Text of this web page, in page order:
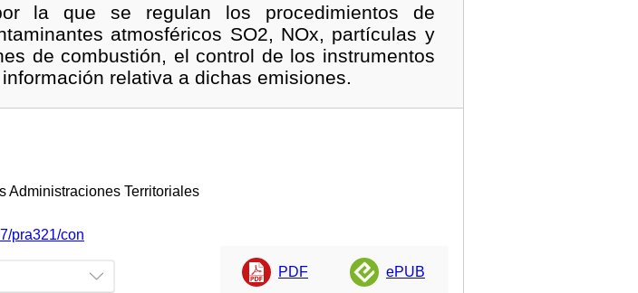
la que se regulan los procedimientos de
atmosféricos SO2, NOx, partículas y
de combustión, el control de los instrumentos
relativa a dichas emisiones.
Administraciones Territoriales
pra321/con
PDF ePUB